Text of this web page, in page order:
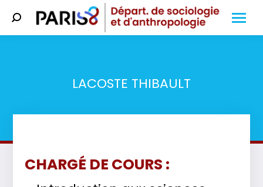
Search:
LACOSTE THIBAULT
CHARGÉ DE COURS :